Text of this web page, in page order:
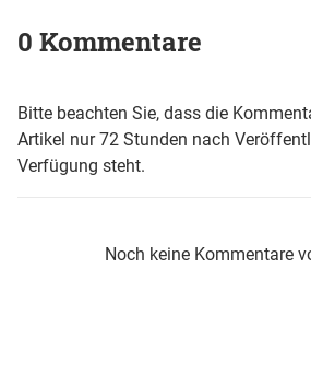
0 Kommentare
Bitte beachten Sie, dass die
Artikel nur 72 Stunden nach
Verfügung steht.
Noch keine Kommentare